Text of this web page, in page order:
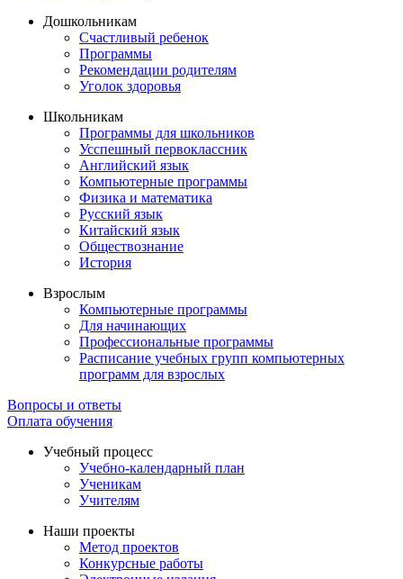
Дошкольникам
Счастливый ребенок
Программы
Рекомендации родителям
Уголок здоровья
Школьникам
Программы для школьников
Усспешный первоклассник
Английский язык
Компьютерные программы
Физика и математика
Русский язык
Китайский язык
Обществознание
История
Взрослым
Компьютерные программы
Для начинающих
Профессиональные программы
Расписание учебных групп компьютерных
программ для взрослых
Вопросы и ответы
Оплата обучения
Учебный процесс
Учебно-календарный план
Ученикам
Учителям
Наши проекты
Метод проектов
Конкурсные работы